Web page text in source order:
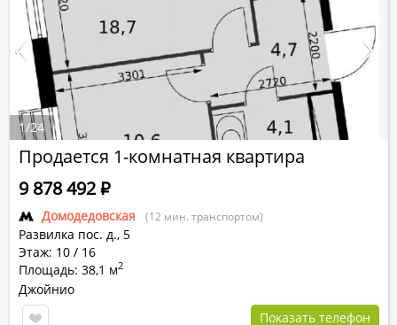
Продается 1-комнатная квартира
Домодедовская (12 мин. транспортом)
Развилка пос. д., 5
Этаж: 10 / 16
Площадь: 38,1 м2
9 878 492Р
Джойнио
Показать телефон
1/24